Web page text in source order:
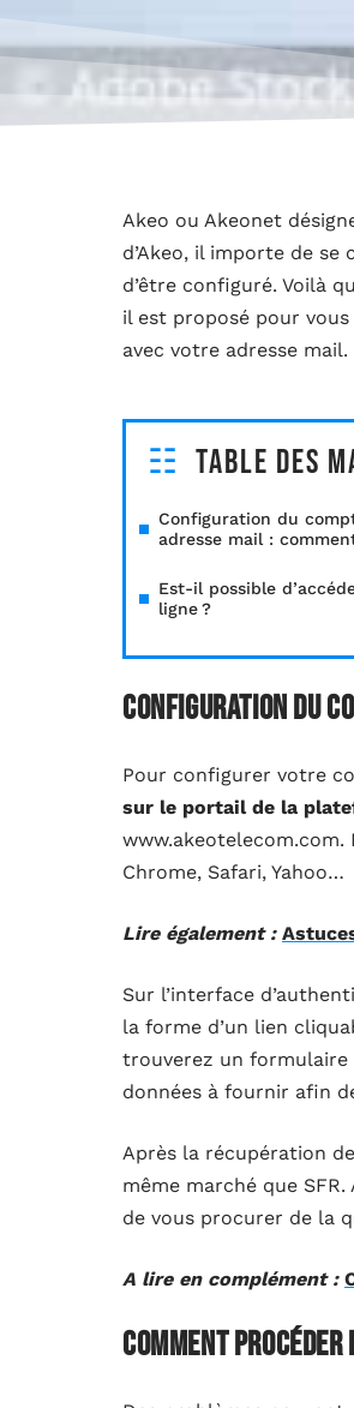
Akeo ou Akeonet
d’Akeo, il importe de
d’être configuré. Voilà
il est proposé pour
avec votre adresse mail.
Table des
Configuration du
adresse mail :
Est-il possible
ligne ?
Configuration du
Pour configurer votre
sur le portail de la
Chrome, Safari, Yahoo…
Lire également :
Sur l’interface
la forme d’un lien
trouverez un formulaire
données à fournir afin
Après la récupération
même marché que
de vous procurer de la
A lire en complément :
Comment